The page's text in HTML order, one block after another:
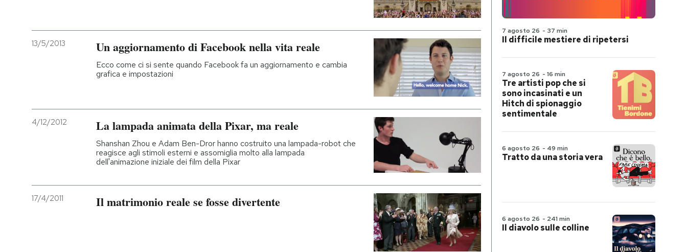
13/5/2013 Un aggiornamento di Facebook nella vita reale
Ecco come ci si sente quando Facebook fa un aggiornamento e cambia
grafica e impostazioni
4/12/2012 La lampada animata della Pixar, ma reale
Shanshan Zhou e Adam Ben-Dror hanno costruito una lampada-robot che
reagisce agli stimoli esterni e assomiglia molto alla lampada
dell'animazione iniziale dei film della Pixar
17/4/2011 Il matrimonio reale se fosse divertente
7 agosto 26 - 37 min
Il difficile mestiere di ripetersi
7 agosto 26 - 16 min
Tre artisti pop che si
sono incasinati e un
Hitch di spionaggio
sentimentale
6 agosto 26 - 49 min
Tratto da una storia vera
6 agosto 26 - 241 min
Il diavolo sulle colline